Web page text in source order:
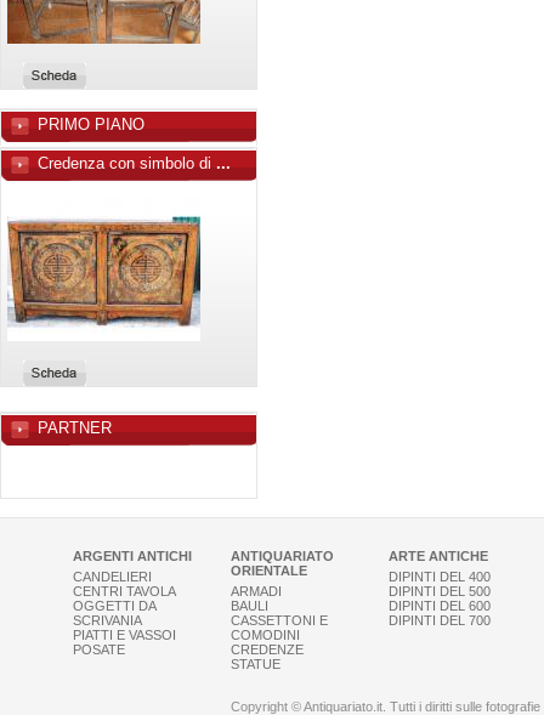
PRIMO PIANO
Credenza con simbolo di...
PARTNER
ARGENTI ANTICHI
CANDELIERI
CENTRI TAVOLA
OGGETTI DA
SCRIVANIA
PIATTI E VASSOI
POSATE
ANTIQUARIATO
ORIENTALE
ARMADI
BAULI
CASSETTONI E
COMODINI
CREDENZE
STATUE
ARTE ANTICHE
DIPINTI DEL 400
DIPINTI DEL 500
DIPINTI DEL 600
DIPINTI DEL 700
Copyright © Antiquariato.it. Tutti i diritti sulle